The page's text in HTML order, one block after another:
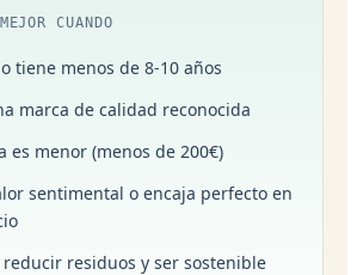
CUANDO
tiene menos de 8-10 años
marca de calidad reconocida
es menor (menos de 200€)
sentimental o encaja perfecto en
reducir residuos y ser sostenible